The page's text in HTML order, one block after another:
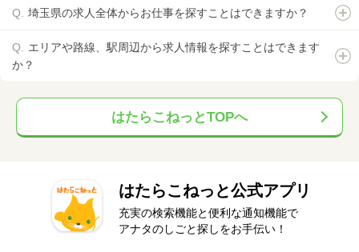
埼玉県の求人全体からお仕事を探すことはできますか？
エリアや路線、駅周辺から求人情報を探すことはできます
か？
はたらこねっとTOPへ
はたらこねっと公式アプリ
充実の検索機能と便利な通知機能で
アナタのしごと探しをお手伝い！